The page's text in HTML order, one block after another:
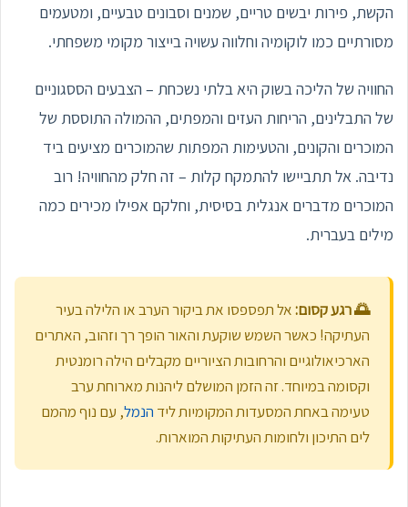
הקשת, פירות יבשים טריים, שמנים וסבונים טבעיים, ומטעמים
מסורתיים כמו לוקומיה וחלווה עשויה בייצור מקומי משפחתי.
החוויה של הליכה בשוק היא בלתי נשכחת – הצבעים הססגוניים
של התבלינים, הריחות העזים והמפתים, ההמולה התוססת של
המוכרים והקונים, והטעימות המפתות שהמוכרים מציעים ביד
נדיבה. אל תתביישו להתמקח קלות – זה חלק מהחוויה! רוב
המוכרים מדברים אנגלית בסיסית, וחלקם אפילו מכירים כמה
מילים בעברית.
🌅 רגע קסום:אל תפספסו את ביקור הערב או הלילה בעיר
העתיקה! כאשר השמש שוקעת והאור הופך רך וזהוב, האתרים
הארכיאולוגיים והרחובות הציוריים מקבלים הילה רומנטית
וקסומה במיוחד. זה הזמן המושלם ליהנות מארוחת ערב
טעימה באחת המסעדות המקומיות ליד הנמל, עם נוף מהמם
לים התיכון ולחומות העתיקות המוארות.